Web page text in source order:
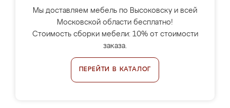
Мы доставляем мебель по Высоковску и всей
Московской области бесплатно!
Стоимость сборки мебели: 10% от стоимости
заказа.
ПЕРЕЙТИ В КАТАЛОГ